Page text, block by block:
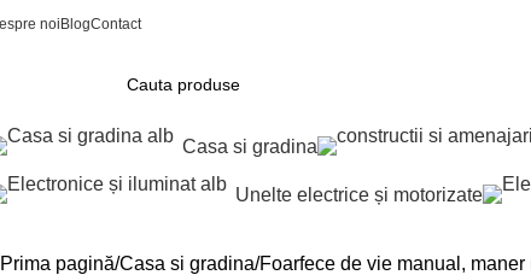
noi BlogContact
Casa si gradina
Unelte electrice și motorizate
Prima pagină Casa si gradina Foarfece de vie manual,